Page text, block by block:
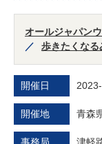
オールジャパン
歩きたくなる
開催日
開催地 青森
事務局
津軽